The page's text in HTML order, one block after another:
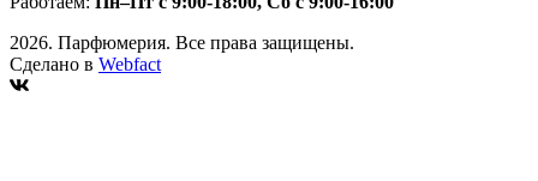
2026. Парфюмерия. Все права защищены.
Сделано в Webfact